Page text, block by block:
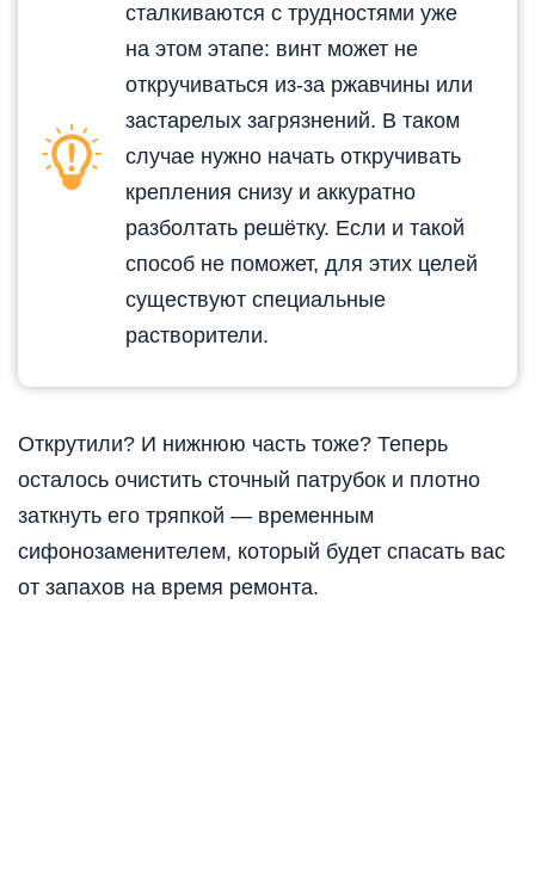
сталкиваются с трудностями уже
на этом этапе: винт может не
откручиваться из-за ржавчины или
застарелых загрязнений. В таком
случае нужно начать откручивать
крепления снизу и аккуратно
разболтать решётку. Если и такой
способ не поможет, для этих целей
существуют специальные
растворители.
Открутили? И нижнюю часть тоже? Теперь
осталось очистить сточный патрубок и плотно
заткнуть его тряпкой — временным
сифонозаменителем, который будет спасать вас
от запахов на время ремонта.